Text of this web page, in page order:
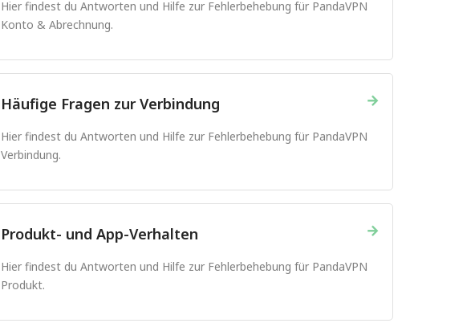
Hier findest du Antworten und Hilfe zur Fehlerbehebung für PandaVPN
Konto & Abrechnung.
→
Häufige Fragen zur Verbindung
Hier findest du Antworten und Hilfe zur Fehlerbehebung für PandaVPN
Verbindung.
→
Produkt- und App-Verhalten
Hier findest du Antworten und Hilfe zur Fehlerbehebung für PandaVPN
Produkt.